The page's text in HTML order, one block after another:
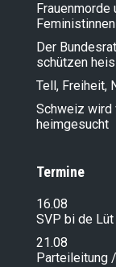
Der
schützen
Tell, Freiheit,
Schweiz wird
heimgesucht
Termine
16.08
SVP bi de
21.08
Parteileitung